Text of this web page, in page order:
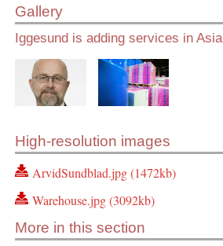
Gallery
Iggesund is adding services in Asia
High-resolution images
ArvidSundblad.jpg (1472kb)
Warehouse.jpg (3092kb)
More in this section